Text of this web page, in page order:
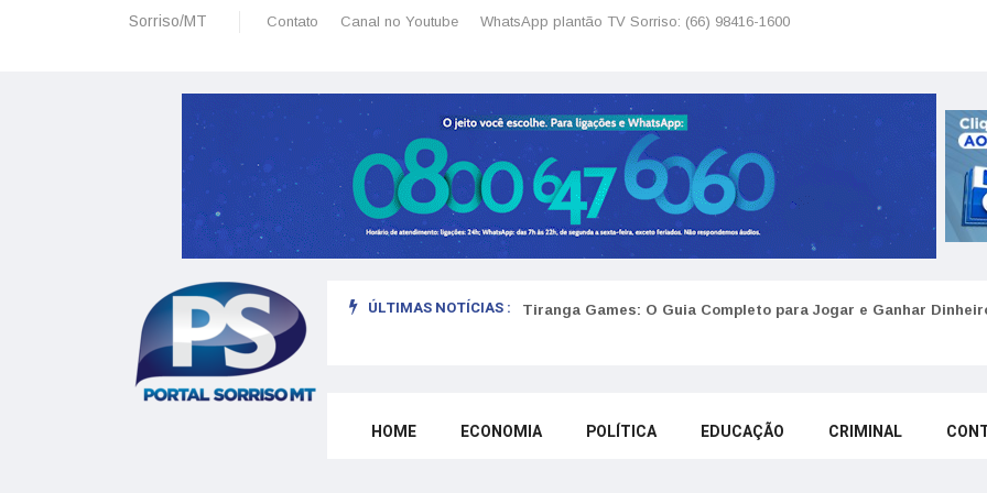
Sorriso/MT Contato Canal no Youtube WhatsApp plantão TV Sorriso: (66) 98416-1600
ÚLTIMAS NOTÍCIAS : Tiranga Games: O Guia Completo para Jogar e Ganhar
HOME ECONOMIA POLÍTICA EDUCAÇÃO CRIMINAL